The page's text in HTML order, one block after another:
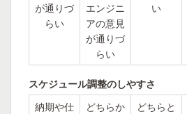
が通りづ
らい
エンジニ
アの意見
が通りづ
らい
い
スケジュール調整のしやすさ
納期や仕
どちらか
どちらと